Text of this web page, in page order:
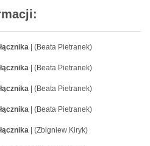
| (Beata Pietranek)
| (Beata Pietranek)
| (Beata Pietranek)
| (Beata Pietranek)
| (Zbigniew Kiryk)